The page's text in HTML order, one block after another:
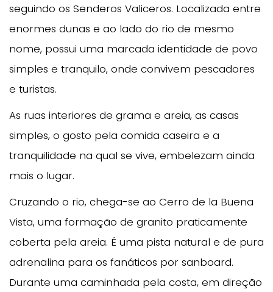
seguindo os Senderos Valiceros. Localizada entre
enormes dunas e ao lado do rio de mesmo
nome, possui uma marcada identidade de povo
simples e tranquilo, onde convivem pescadores
e turistas.
As ruas interiores de grama e areia, as casas
simples, o gosto pela comida caseira e a
tranquilidade na qual se vive, embelezam ainda
mais o lugar.
Cruzando o rio, chega-se ao Cerro de la Buena
Vista, uma formação de granito praticamente
coberta pela areia. É uma pista natural e de pura
adrenalina para os fanáticos por sanboard.
Durante uma caminhada pela costa, em direção